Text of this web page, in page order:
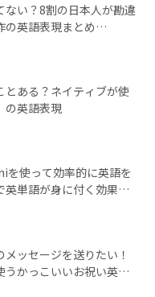
ない？8割の日本人が勘違
の英語表現まとめ
とある？ネイティブが使
の英語表現
使って効率的に英語を
英単語が身に付く効果的
ッセージを送りたい！
うかっこいいお祝い英語